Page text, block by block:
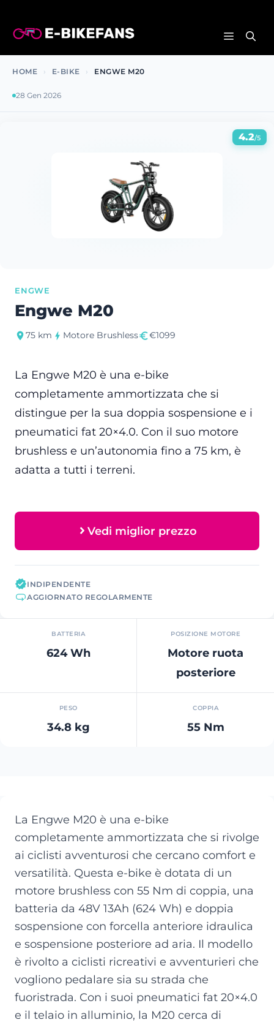
MENU
HOME › E-BIKE › ENGWE M20
28 Gen 2026
4.2/5
ENGWE
Engwe M20
75 km Motore Brushless €1099
La Engwe M20 è una e-bike
completamente ammortizzata che si
distingue per la sua doppia sospensione e i
pneumatici fat 20×4.0. Con il suo motore
brushless e un’autonomia fino a 75 km, è
adatta a tutti i terreni.
Vedi miglior prezzo
INDIPENDENTE
AGGIORNATO REGOLARMENTE
BATTERIA
624 Wh
POSIZIONE MOTORE
Motore ruota
posteriore
PESO
34.8 kg
COPPIA
55 Nm
La Engwe M20 è una e-bike
completamente ammortizzata che si rivolge
ai ciclisti avventurosi che cercano comfort e
versatilità. Questa e-bike è dotata di un
motore brushless con 55 Nm di coppia, una
batteria da 48V 13Ah (624 Wh) e doppia
sospensione con forcella anteriore idraulica
e sospensione posteriore ad aria. Il modello
è rivolto a ciclisti ricreativi e avventurieri che
vogliono pedalare sia su strada che
fuoristrada. Con i suoi pneumatici fat 20×4.0
e il telaio in alluminio, la M20 cerca di